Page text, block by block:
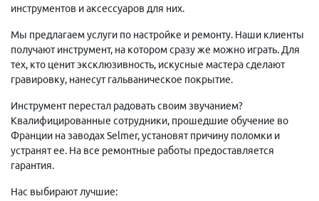
инструментов и аксессуаров для них.
Мы предлагаем услуги по настройке и ремонту. Наши клиенты
получают инструмент, на котором сразу же можно играть. Для
тех, кто ценит эксклюзивность, искусные мастера сделают
гравировку, нанесут гальваническое покрытие.
Инструмент перестал радовать своим звучанием?
Квалифицированные сотрудники, прошедшие обучение во
Франции на заводах Selmer, установят причину поломки и
устранят ее. На все ремонтные работы предоставляется
гарантия.
Нас выбирают лучшие: